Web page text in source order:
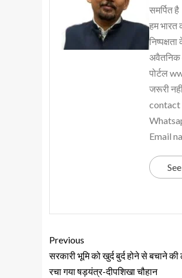
समर्पित
हम भारत
अवैतनिक
पोर्टल
जरूरी
contact
Email
Previous
सरकारी भूमि को खुर्द बुर्द होने से बचाने
रचा गया षड़यंत्र-दीपशिखा चौहान